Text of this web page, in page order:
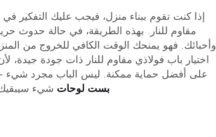
مقاوم للنار. بهذه الطريقة، في حالة حدوث
وأحبائك. فهو يمنحك الوقت الكافي للخروج من
اختيار باب فولاذي مقاوم للنار ذات جودة
على أفضل حماية ممكنة. ليس الباب مجرد شيء
بست لوحات شيء سيبقيك